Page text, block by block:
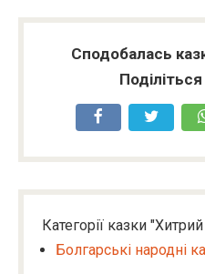
Сподобалась
Категорії казки
Болгарські народні